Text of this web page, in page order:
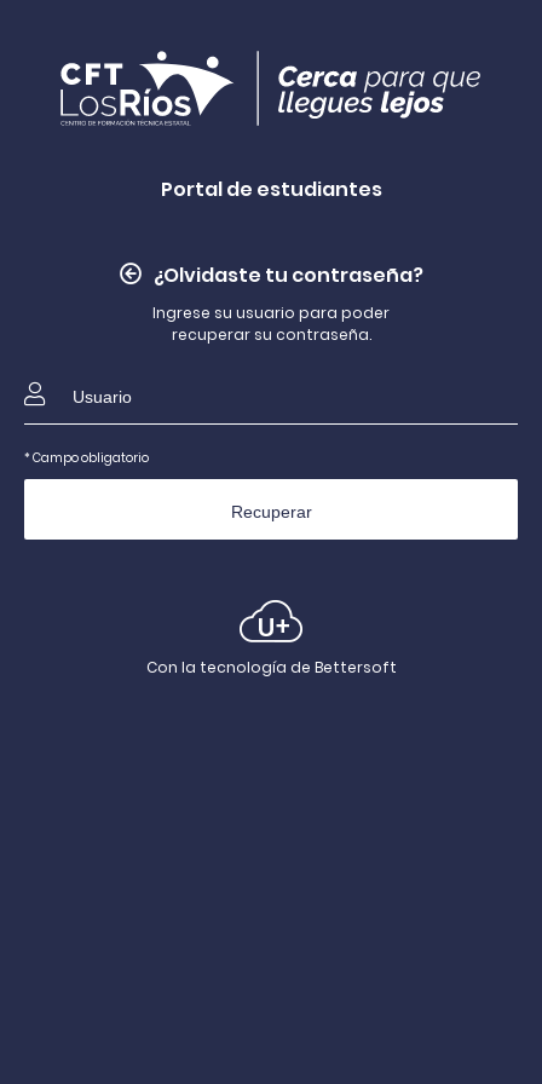
Portal de estudiantes
¿Olvidaste tu contraseña?
Ingrese su usuario para poder
recuperar su contraseña.
* Campo obligatorio
Con la tecnología de Bettersoft